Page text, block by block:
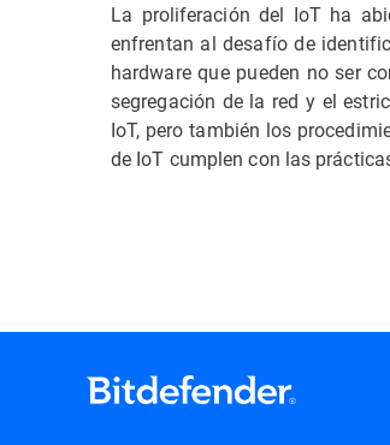
La proliferación del IoT ha
enfrentan al desafío de
hardware que pueden no ser
segregación de la red y el
IoT, pero también los
de IoT cumplen con las